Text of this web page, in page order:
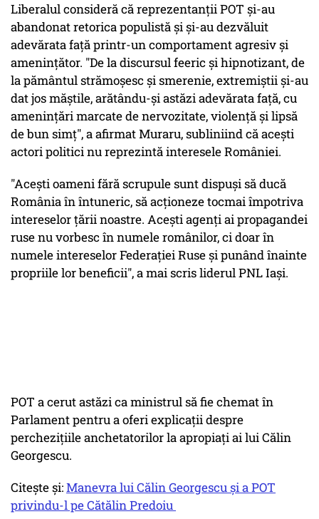
Liberalul consideră că reprezentanții POT și-au
abandonat retorica populistă și și-au dezvăluit
adevărata față printr-un comportament agresiv și
amenințător. "De la discursul feeric și hipnotizant, de
la pământul strămoșesc și smerenie, extremiștii și-au
dat jos măștile, arătându-și astăzi adevărata față, cu
amenințări marcate de nervozitate, violență și lipsă
de bun simț", a afirmat Muraru, subliniind că acești
actori politici nu reprezintă interesele României.
"Acești oameni fără scrupule sunt dispuși să ducă
România în întuneric, să acționeze tocmai împotriva
intereselor țării noastre. Acești agenți ai propagandei
ruse nu vorbesc în numele românilor, ci doar în
numele intereselor Federației Ruse și punând înainte
propriile lor beneficii", a mai scris liderul PNL Iași.
POT a cerut astăzi ca ministrul să fie chemat în
Parlament pentru a oferi explicații despre
perchezițiile anchetatorilor la apropiați ai lui Călin
Georgescu.
Citește și:Manevra lui Călin Georgescu și a POT
privindu-l pe Cătălin Predoiu